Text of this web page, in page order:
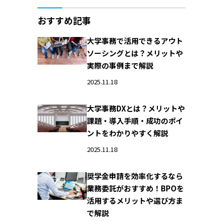
おすすめ記事
大学事務で活用できるアウト
ソーシングとは？メリットや
実際の事例まで解説
2025.11.18
大学事務DXとは？メリットや
課題・導入手順・成功のポイ
ントをわかりやすく解説
2025.11.18
奨学金申請を効率化するなら
業務委託がおすすめ！BPOを
活用するメリットや選び方ま
で解説